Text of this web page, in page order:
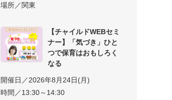
場所／関東
【チャイルドWEBセミ
ナー】「気づき」ひと
つで保育はおもしろく
なる
開催日／2026年8月24日(月)
時間／13:30～14:30